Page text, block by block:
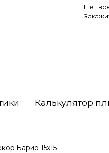
Нет
Калькулятор
Барио 15х15